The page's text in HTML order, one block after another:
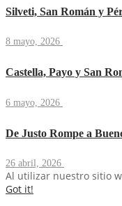
Silveti, San Román y
8 mayo, 2026
Castella, Payo y San
6 mayo, 2026
De Justo Rompe a
26 abril, 2026
Al utilizar nuestro sitio
Got it!